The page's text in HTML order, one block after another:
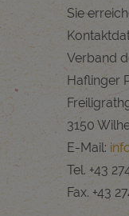
Sie
Verband
Haflinger
3150
E-Mail:
Tel. +43
Fax. +43